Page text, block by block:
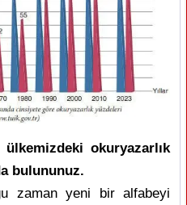
okuryazarlık
bulununuz.
zaman yeni bir alfabeyi